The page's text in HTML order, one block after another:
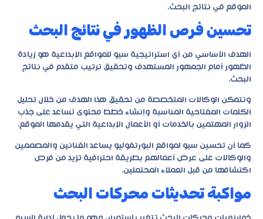
الموقع في نتائج البحث.
تحسين فرص الظهور في نتائج البحث
الهدف الأساسي من أي استراتيجية سيو للمواقع الإبداعية هو زيادة
الظهور أمام الجمهور المستهدف وتحقيق ترتيب متقدم في نتائج
البحث.
وتتمكن الوكالات المتخصصة من تحقيق هذا الهدف من خلال تحليل
الكلمات المفتاحية المناسبة وإنشاء خطط محتوى تساعد على جذب
الزوار المهتمين بالخدمات أو الأعمال الإبداعية التي يقدمها الموقع.
كما أن تحسين سيو لمواقع البورتفوليو يساعد الفنانين والمصممين
والوكالات على عرض أعمالهم بطريقة احترافية تزيد من فرص
اكتشافها من قبل العملاء المحتملين.
مواكبة تحديثات محركات البحث